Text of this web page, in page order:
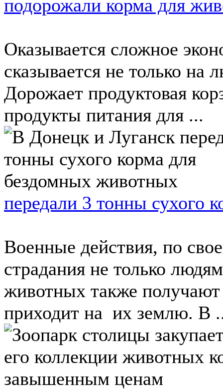
подорожали корма для
Оказывается сложное
сказывается не только
Дорожает продуктовая
продукты питания для ...
передали 3 тонны сухого
Военные действия, по
страдания не только
животных также получают
приходит на их землю. В